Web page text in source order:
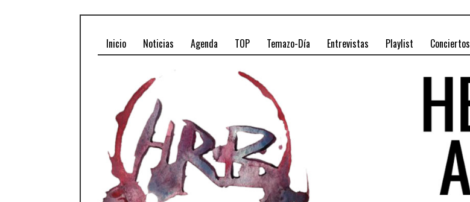
Inicio Noticias Agenda TOP Temazo-Día Entrevistas Playlist Conciertos